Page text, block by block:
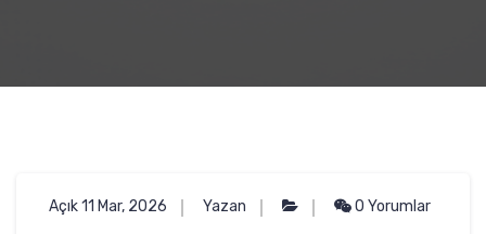
Açık 11 Mar, 2026 Yazan 0 Yorumlar